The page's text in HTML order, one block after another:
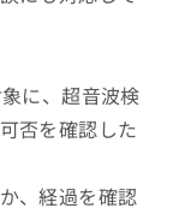
に、超音波検
否を確認した
、経過を確認